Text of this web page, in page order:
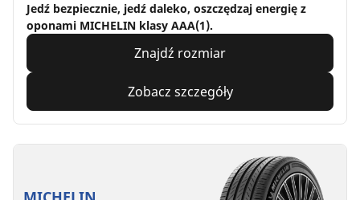
Jedź bezpiecznie, jedź daleko, oszczędzaj energię z
oponami MICHELIN klasy AAA(1).
Znajdź rozmiar
Zobacz szczegóły